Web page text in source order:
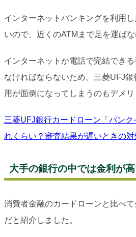
インターネットバンキングを利用
いので、近くのATMまで足を運ばな
インターネットか電話で完結でき
なければならないため、三菱UFJ銀
用が面倒になってしまうのもデメリ
三菱UFJ銀行カードローン「バン
れくらい？審査結果が遅いときの
大手の銀行の中では金利が
消費者金融のカードローンと比べ
だと紹介しました。